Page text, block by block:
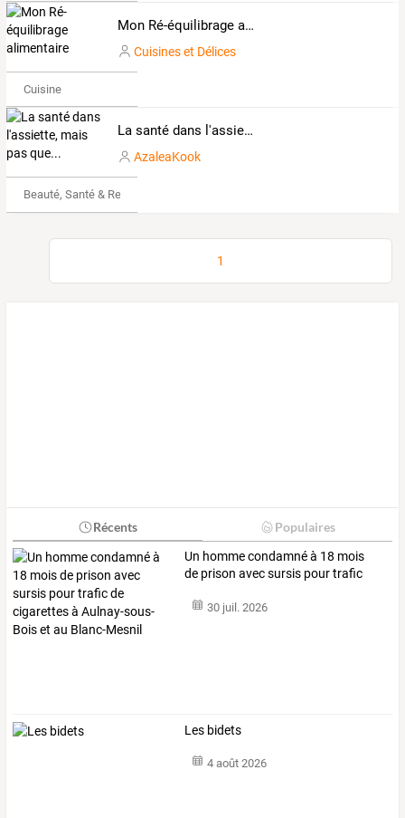
Mon Ré-équilibrage alimentaire
Cuisines et Délices
Cuisine
La santé dans l'assiette, mais pas que...
AzaleaKook
Beauté, Santé & Remise en forme
1
Récents Populaires
Un hommecondamnéà 18 mois
de prison avecsursis pourtrafic
30 juil. 2026
Les bidets
4 août 2026